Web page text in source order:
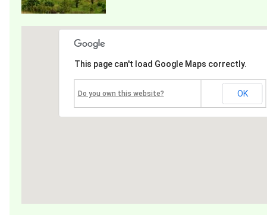
This page can't load Google Maps correctly.
Do you own this website? OK